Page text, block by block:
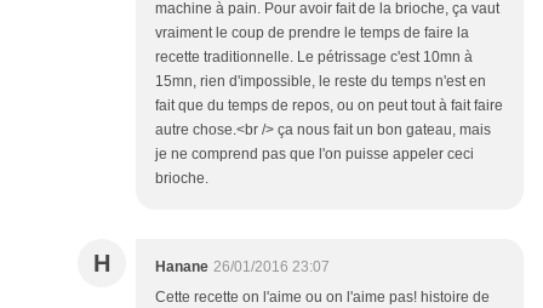
machine à pain. Pour avoir fait de la brioche, ça vaut
vraiment le coup de prendre le temps de faire la
recette traditionnelle. Le pétrissage c'est 10mn à
15mn, rien d'impossible, le reste du temps n'est en
fait que du temps de repos, ou on peut tout à fait faire
autre chose.<br /> ça nous fait un bon gateau, mais
je ne comprend pas que l'on puisse appeler ceci
brioche.
H Hanane 26/01/2016 23:07
Cette recette on l'aime ou on l'aime pas! histoire de